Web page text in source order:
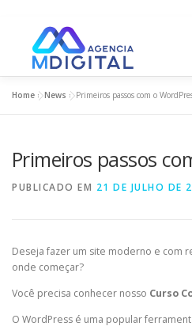
conteúdo
SHOWREEL GALLERY
Home »News »Primeiros passos com o
Primeiros passos
PUBLICADO EM 21 DE JULHO DE
Deseja fazer um site moderno e com
onde começar?
Você precisa conhecer nosso Curso
O WordPress é uma popular